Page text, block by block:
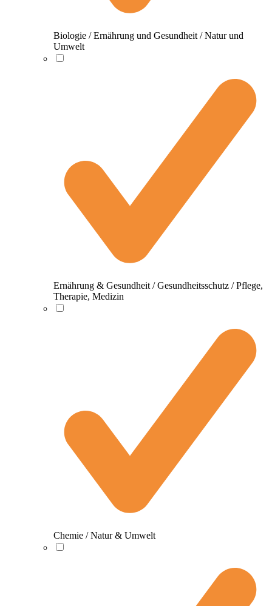
Biologie / Ernährung und Gesundheit / Natur und
Umwelt
Ernährung & Gesundheit / Gesundheitsschutz / Pflege,
Therapie, Medizin
Chemie / Natur & Umwelt